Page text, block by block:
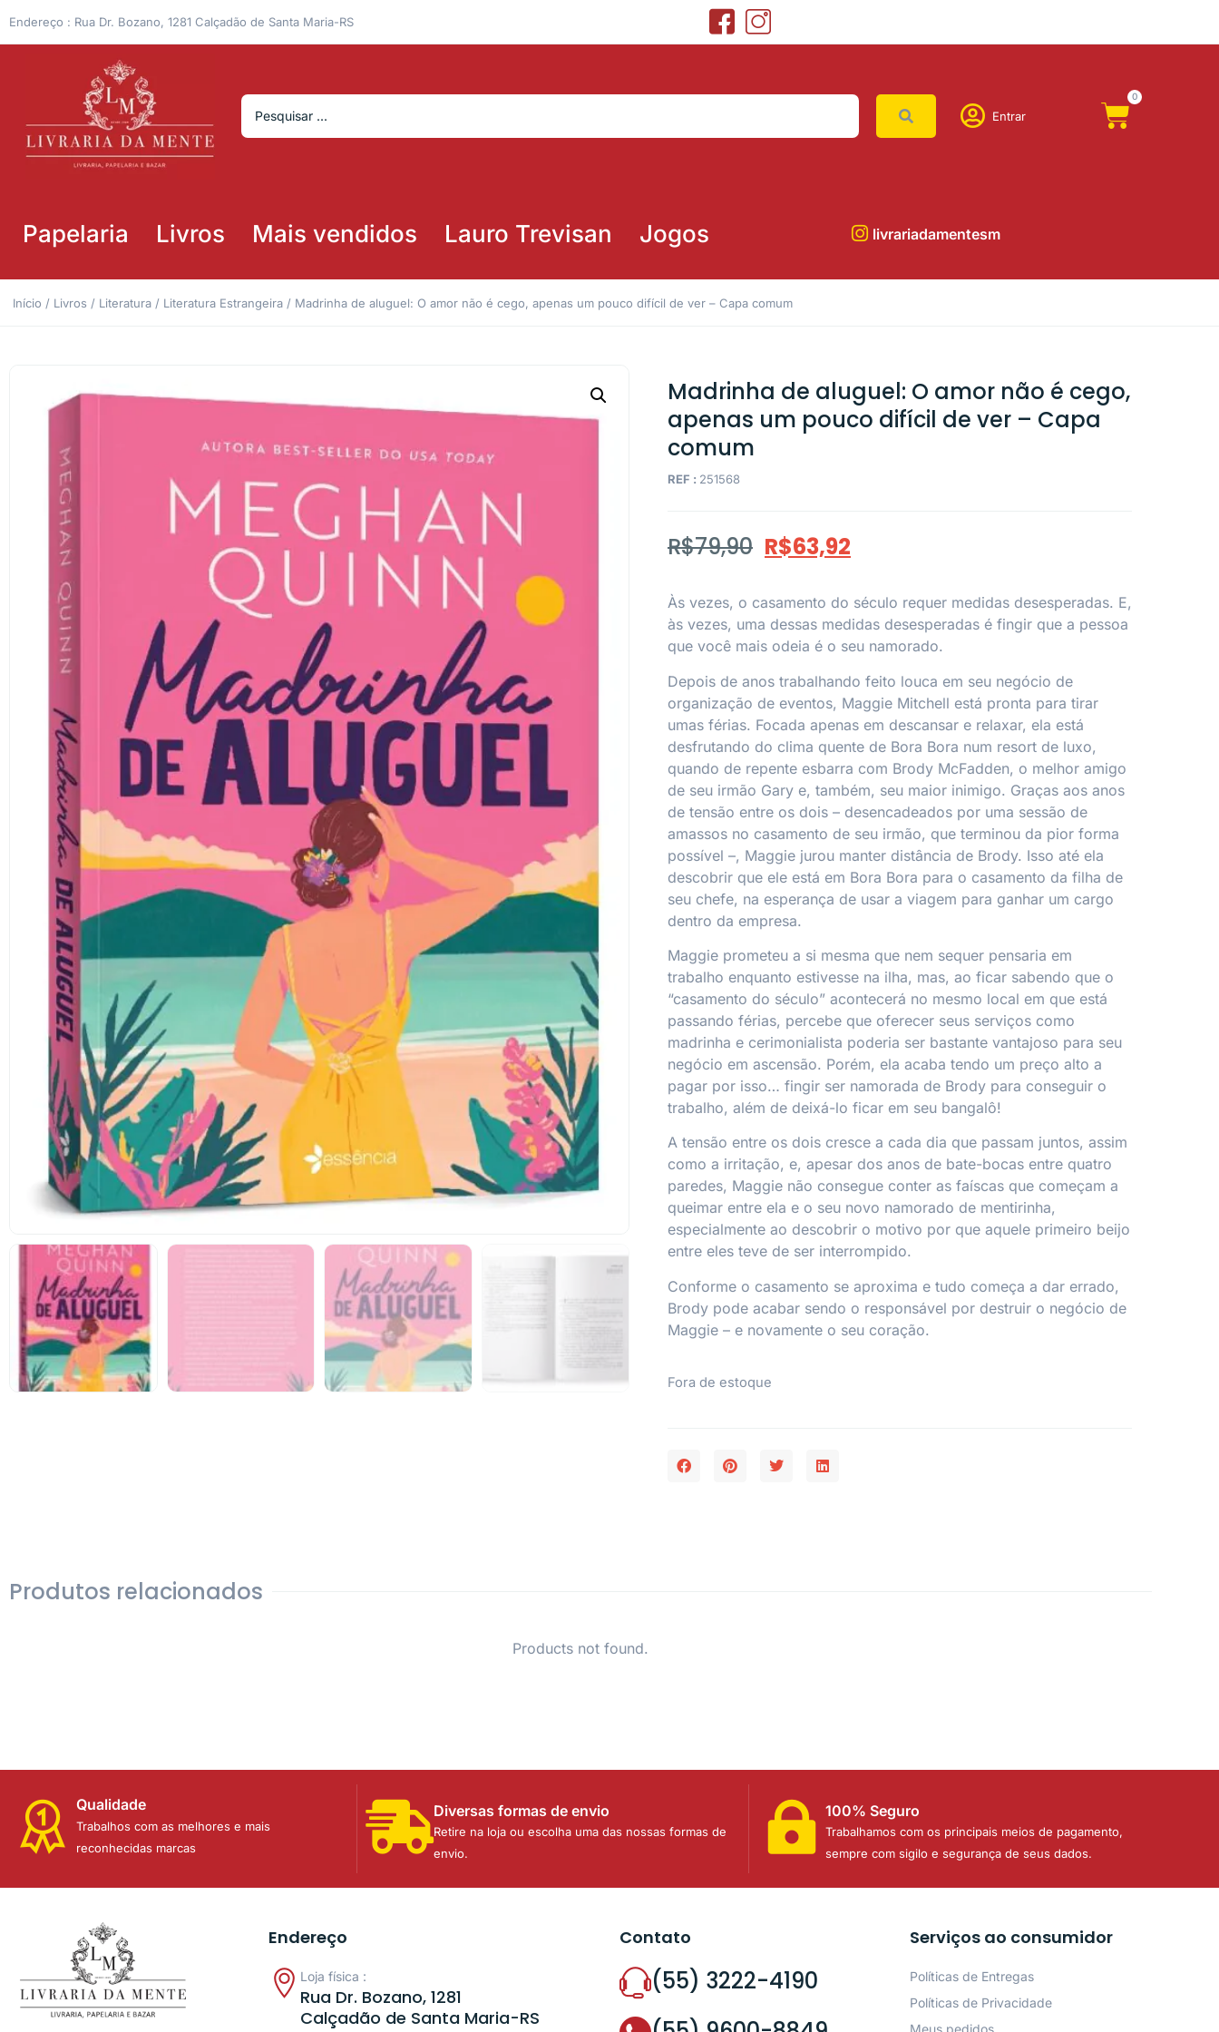
Endereço : Rua Dr. Bozano, 1281 Calçadão de Santa Maria-RS
Entrar
0
Papelaria Livros Mais vendidos Lauro Trevisan Jogos livrariadamentesm
Início / Livros / Literatura / Literatura Estrangeira / Madrinha de aluguel: O amor não é cego, apenas um pouco difícil de ver – Capa comum
Madrinha de aluguel: O amor não é cego,
apenas um pouco difícil de ver – Capa
comum
REF : 251568
R$79,90 R$63,92
Às vezes, o casamento do século requer medidas desesperadas. E,
às vezes, uma dessas medidas desesperadas é fingir que a pessoa
que você mais odeia é o seu namorado.
Depois de anos trabalhando feito louca em seu negócio de
organização de eventos, Maggie Mitchell está pronta para tirar
umas férias. Focada apenas em descansar e relaxar, ela está
desfrutando do clima quente de Bora Bora num resort de luxo,
quando de repente esbarra com Brody McFadden, o melhor amigo
de seu irmão Gary e, também, seu maior inimigo. Graças aos anos
de tensão entre os dois – desencadeados por uma sessão de
amassos no casamento de seu irmão, que terminou da pior forma
possível –, Maggie jurou manter distância de Brody. Isso até ela
descobrir que ele está em Bora Bora para o casamento da filha de
seu chefe, na esperança de usar a viagem para ganhar um cargo
dentro da empresa.
Maggie prometeu a si mesma que nem sequer pensaria em
trabalho enquanto estivesse na ilha, mas, ao ficar sabendo que o
“casamento do século” acontecerá no mesmo local em que está
passando férias, percebe que oferecer seus serviços como
madrinha e cerimonialista poderia ser bastante vantajoso para seu
negócio em ascensão. Porém, ela acaba tendo um preço alto a
pagar por isso… fingir ser namorada de Brody para conseguir o
trabalho, além de deixá-lo ficar em seu bangalô!
A tensão entre os dois cresce a cada dia que passam juntos, assim
como a irritação, e, apesar dos anos de bate-bocas entre quatro
paredes, Maggie não consegue conter as faíscas que começam a
queimar entre ela e o seu novo namorado de mentirinha,
especialmente ao descobrir o motivo por que aquele primeiro beijo
entre eles teve de ser interrompido.
Conforme o casamento se aproxima e tudo começa a dar errado,
Brody pode acabar sendo o responsável por destruir o negócio de
Maggie – e novamente o seu coração.
Fora de estoque
Produtos relacionados
Products not found.
Qualidade
Trabalhos com as melhores e mais
reconhecidas marcas
Diversas formas de envio
Retire na loja ou escolha uma das nossas formas de
envio.
100% Seguro
Trabalhamos com os principais meios de pagamento,
sempre com sigilo e segurança de seus dados.
Endereço
Loja física :
Rua Dr. Bozano, 1281
Calçadão de Santa Maria-RS
Contato
(55) 3222-4190
Serviços ao consumidor
Políticas de Entregas
Políticas de Privacidade
Meus pedidos